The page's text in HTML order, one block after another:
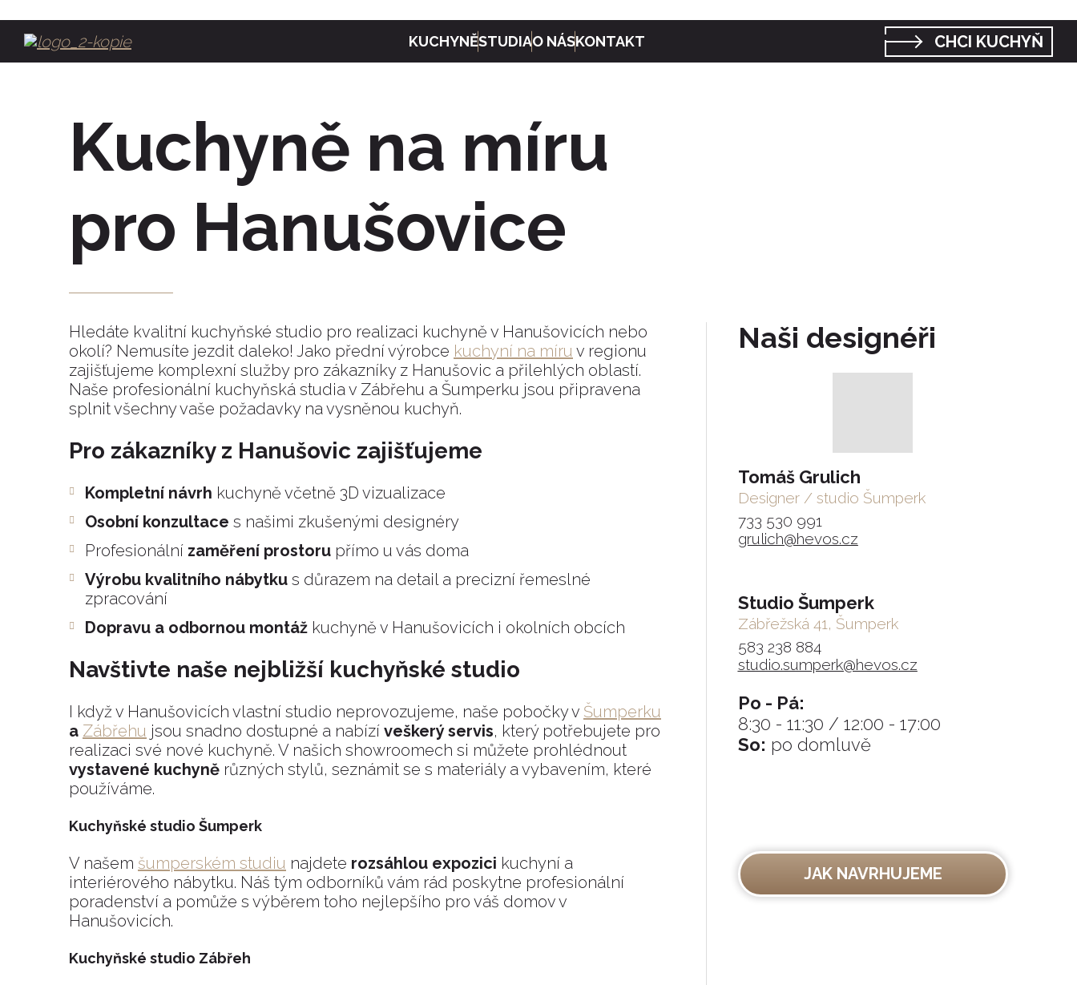
KUCHYNĚSTUDIAO NÁSKONTAKT CHCI KUCHYŇ
Kuchyně na míru
pro Hanušovice
Hledáte kvalitní kuchyňské studio pro realizaci kuchyně v Hanušovicích nebo
okolí? Nemusíte jezdit daleko! Jako přední výrobce kuchyní na míru v regionu
zajišťujeme komplexní služby pro zákazníky z Hanušovic a přilehlých oblastí.
Naše profesionální kuchyňská studia v Zábřehu a Šumperku jsou připravena
splnit všechny vaše požadavky na vysněnou kuchyň.
Pro zákazníky z Hanušovic zajišťujeme
Kompletní návrh kuchyně včetně 3D vizualizace
Osobní konzultace s našimi zkušenými designéry
Profesionální zaměření prostoru přímo u vás doma
Výrobu kvalitního nábytku s důrazem na detail a precizní řemeslné
zpracování
Dopravu a odbornou montáž kuchyně v Hanušovicích i okolních obcích
Navštivte naše nejbližší kuchyňské studio
I když v Hanušovicích vlastní studio neprovozujeme, naše pobočky v Šumperku
a Zábřehu jsou snadno dostupné a nabízí veškerý servis, který potřebujete pro
realizaci své nové kuchyně. V našich showroomech si můžete prohlédnout
vystavené kuchyně různých stylů, seznámit se s materiály a vybavením, které
používáme.
Kuchyňské studio Šumperk
V našem šumperském studiu najdete rozsáhlou expozici kuchyní a
interiérového nábytku. Náš tým odborníků vám rád poskytne profesionální
poradenství a pomůže s výběrem toho nejlepšího pro váš domov v
Hanušovicích.
Kuchyňské studio Zábřeh
Naši designéři
Tomáš Grulich
Designer / studio Šumperk
733 530 991
grulich@hevos.cz
Studio Šumperk
Zábřežská 41, Šumperk
583 238 884
studio.sumperk@hevos.cz
Po - Pá:
8:30 - 11:30 / 12:00 - 17:00
So: po domluvě
JAK NAVRHUJEME